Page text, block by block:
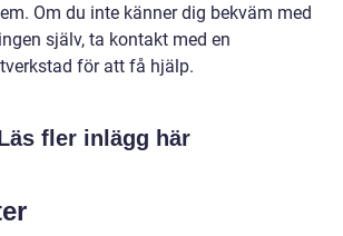
Om du inte känner dig bekväm med
själv, ta kontakt med en
för att få hjälp.
fler inlägg här